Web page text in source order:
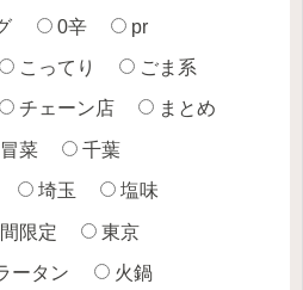
0辛 pr
こってり ごま系
チェーン店 まとめ
菜 千葉
埼玉 塩味
限定 東京
ータン 火鍋